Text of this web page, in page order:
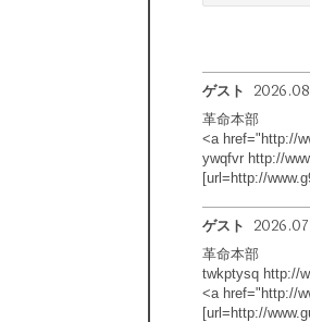
ゲスト
革命本部
<a href="http://
ywqfvr http://
[url=http://
ゲスト
革命本部
twkptysq http://
<a href="http://
[url=http://